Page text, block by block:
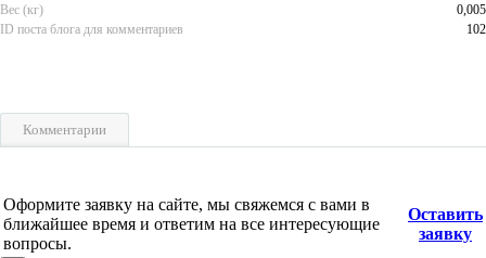
Вес (кг)
0,005
ID поста блога для комментариев
102
Комментарии
Оформите заявку на сайте, мы свяжемся с вами в
ближайшее время и ответим на все интересующие
вопросы.
Оставить
заявку